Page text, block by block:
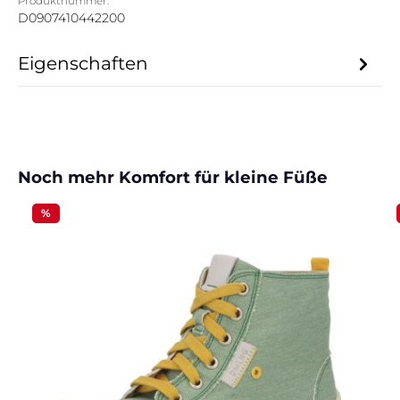
D0907410442200
Eigenschaften
Produktgalerie überspringen
Noch mehr Komfort für kleine Füße
%